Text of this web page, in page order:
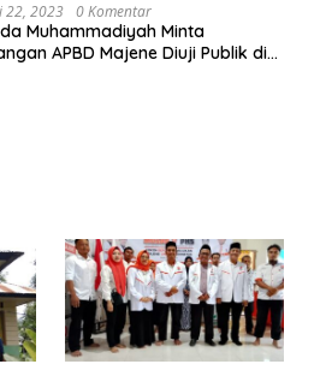
22, 2023 0 Komentar
Muhammadiyah Minta
APBD Majene Diuji Publik di